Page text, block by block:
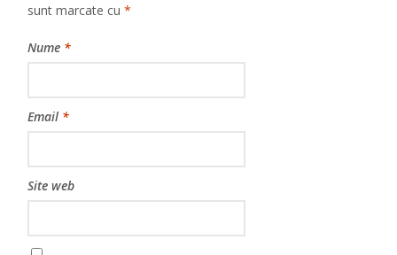
sunt marcate cu*
Nume *
Email *
Site web